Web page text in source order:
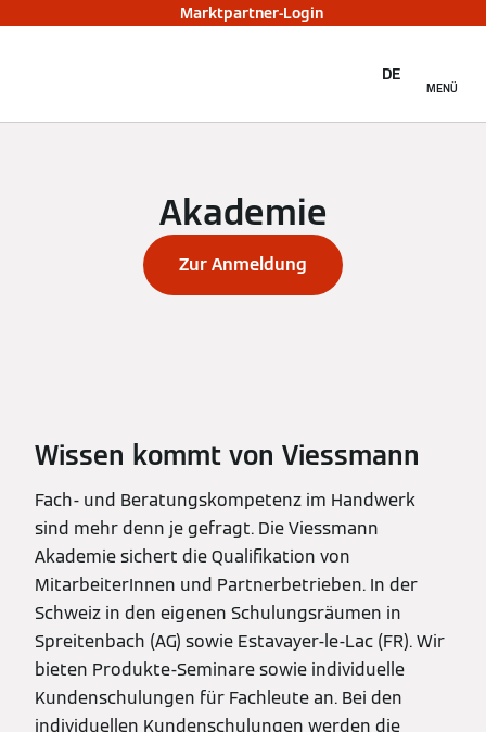
Marktpartner-Login
MENÜ
DE
Akademie
Zur Anmeldung
Wissen kommt von Viessmann
Fach- und Beratungskompetenz im Handwerk
sind mehr denn je gefragt. Die Viessmann
Akademie sichert die Qualifikation von
MitarbeiterInnen und Partnerbetrieben. In der
Schweiz in den eigenen Schulungsräumen in
Spreitenbach (AG) sowie Estavayer-le-Lac (FR). Wir
bieten Produkte-Seminare sowie individuelle
Kundenschulungen für Fachleute an. Bei den
individuellen Kundenschulungen werden die